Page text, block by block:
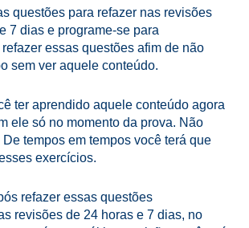
questões para refazer nas revisões
7 dias e programe-se para
essas questões afim de não
sem ver aquele conteúdo.
ter aprendido aquele conteúdo agora
ele só no momento da prova. Não
tempos em tempos você terá que
exercícios.
refazer essas questões
revisões de 24 horas e 7 dias, no